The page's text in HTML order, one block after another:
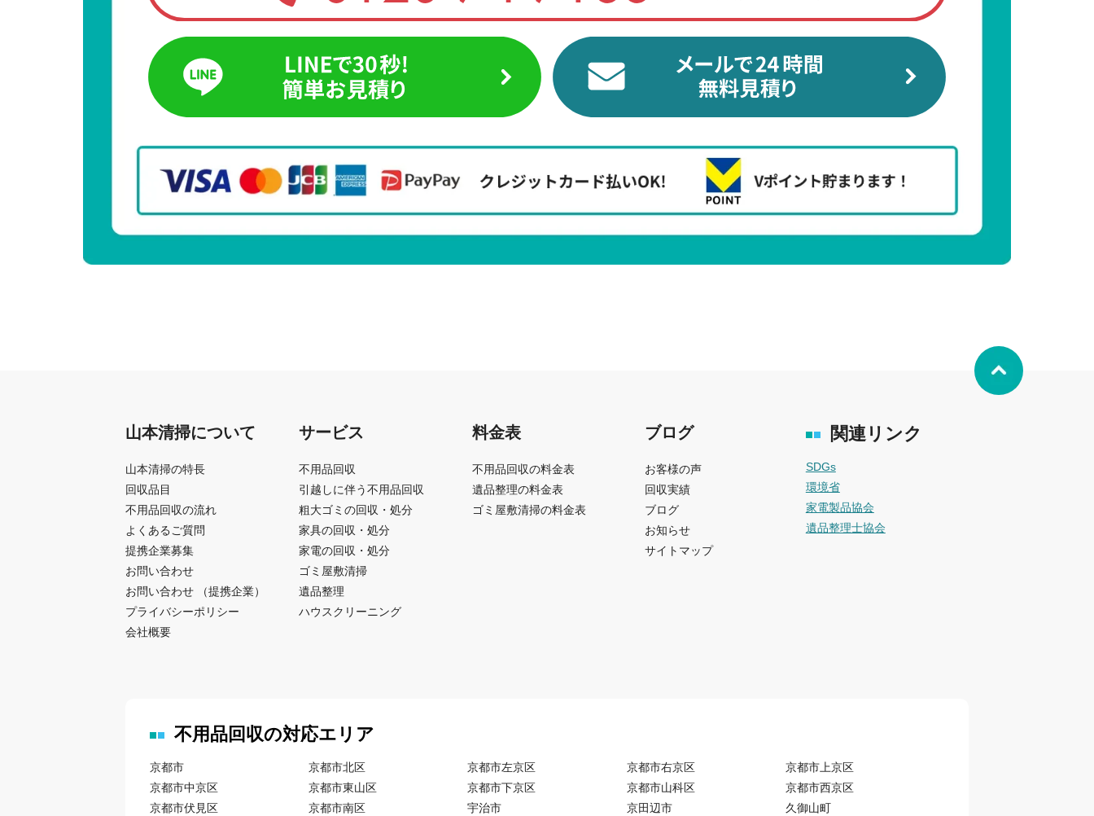
山本清掃について
山本清掃の特長
回収品目
不用品回収の流れ
よくあるご質問
提携企業募集
お問い合わせ
お問い合わせ （提携企業）
プライバシーポリシー
会社概要
サービス
不用品回収
引越しに伴う不用品回収
粗大ゴミの回収・処分
家具の回収・処分
家電の回収・処分
ゴミ屋敷清掃
遺品整理
ハウスクリーニング
料金表
不用品回収の料金表
遺品整理の料金表
ゴミ屋敷清掃の料金表
ブログ
お客様の声
回収実績
ブログ
お知らせ
サイトマップ
関連リンク
SDGs
環境省
家電製品協会
遺品整理士協会
不用品回収の対応エリア
京都市 京都市北区 京都市左京区 京都市右京区
京都市上京区
京都市中京区
京都市東山区 京都市下京区 京都市山科区
京都市西京区
京都市伏見区
京都市南区 宇治市 京田辺市
久御山町